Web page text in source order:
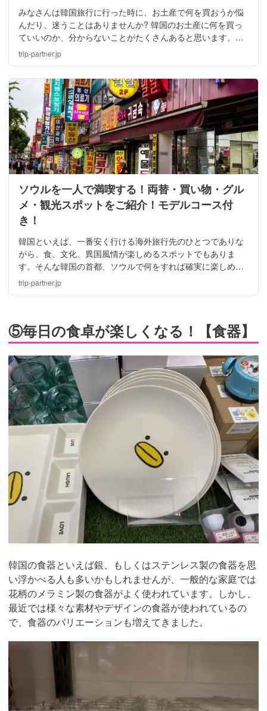
みなさんは韓国旅行に行った時に、お土産で何を買おうか悩
んだり、迷うことはありませんか? 韓国のお土産に何を買っ
ていいのか、分からないことがたくさんあると思います。お
土産をあげる人別に選んだ、ベストな韓国のお土産をご紹介
いたします！
trip-partner.jp
ソウルを一人で満喫する！両替・買い物・グル
メ・観光スポットをご紹介！モデルコース付
き！
韓国といえば、一番安く行ける海外旅行先のひとつでありな
がら、食、文化、異国風情が楽しめるスポットでもありま
す。そんな韓国の首都、ソウルで何をすれば確実に楽しめる
のかを、実際に旅行にいった時の経験を踏まえて紹介させて
いただきます。
trip-partner.jp
⑤毎日の食卓が楽しくなる！【食器】
韓国の食器といえば銀、もしくはステンレス製の食器を思
い浮かべる人も多いかもしれませんが、一般的な家庭では
花柄のメラミン製の食器がよく使われています。しかし、
最近では様々な素材やデザインの食器が使われているの
で、食器のバリエーションも増えてきました。